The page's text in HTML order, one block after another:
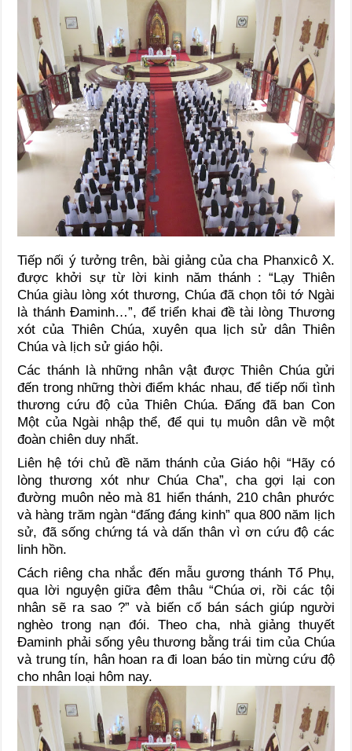
Tiếp nối ý tưởng trên, bài giảng của cha Phanxicô X.
được khởi sự từ lời kinh năm thánh : “Lạy Thiên
Chúa giàu lòng xót thương, Chúa đã chọn tôi tớ Ngài
là thánh Đaminh…”, để triển khai đề tài lòng Thương
xót của Thiên Chúa, xuyên qua lịch sử dân Thiên
Chúa và lịch sử giáo hội.
Các thánh là những nhân vật được Thiên Chúa gửi
đến trong những thời điểm khác nhau, để tiếp nối tình
thương cứu độ của Thiên Chúa. Đấng đã ban Con
Một của Ngài nhập thể, để qui tụ muôn dân về một
đoàn chiên duy nhất.
Liên hệ tới chủ đề năm thánh của Giáo hội “Hãy có
lòng thương xót như Chúa Cha”, cha gợi lại con
đường muôn nẻo mà 81 hiển thánh, 210 chân phước
và hàng trăm ngàn “đấng đáng kinh” qua 800 năm lịch
sử, đã sống chứng tá và dấn thân vì ơn cứu độ các
linh hồn.
Cách riêng cha nhắc đến mẫu gương thánh Tổ Phụ,
qua lời nguyện giữa đêm thâu “Chúa ơi, rồi các tội
nhân sẽ ra sao ?” và biến cố bán sách giúp người
nghèo trong nạn đói. Theo cha, nhà giảng thuyết
Đaminh phải sống yêu thương bằng trái tim của Chúa
và trung tín, hân hoan ra đi loan báo tin mừng cứu độ
cho nhân loại hôm nay.